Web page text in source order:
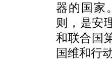
器的国家
则，是安
和联合国
国维和行